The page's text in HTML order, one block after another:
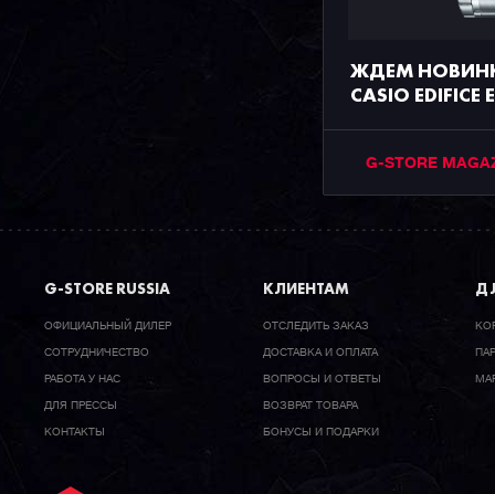
ЖДЕМ
CASIO EDIFICE
G-STORE
G-STORE RUSSIA
ОФИЦИАЛЬНЫЙ ДИЛЕР
CОТРУДНИЧЕСТВО
РАБОТА У НАС
ДЛЯ ПРЕССЫ
КОНТАКТЫ
КЛИЕНТАМ
ОТСЛЕДИТЬ ЗАКАЗ
ДОСТАВКА И ОПЛАТА
ВОПРОСЫ И ОТВЕТЫ
ВОЗВРАТ ТОВАРА
БОНУСЫ И ПОДАРКИ